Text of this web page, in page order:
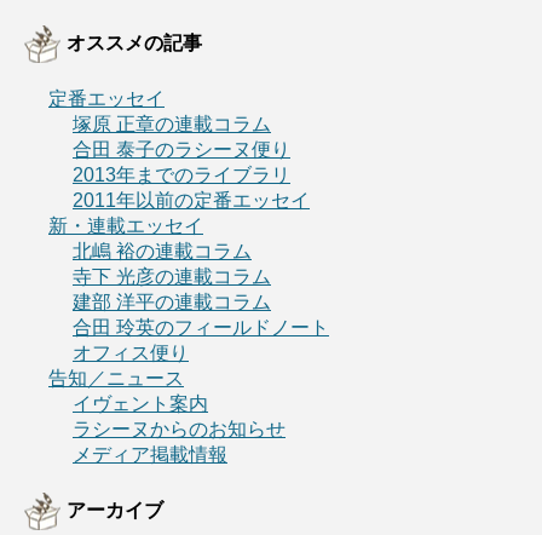
オススメの記事
定番エッセイ
塚原 正章の連載コラム
合田 泰子のラシーヌ便り
2013年までのライブラリ
2011年以前の定番エッセイ
新・連載エッセイ
北嶋 裕の連載コラム
寺下 光彦の連載コラム
建部 洋平の連載コラム
合田 玲英のフィールドノート
オフィス便り
告知／ニュース
イヴェント案内
ラシーヌからのお知らせ
メディア掲載情報
アーカイブ